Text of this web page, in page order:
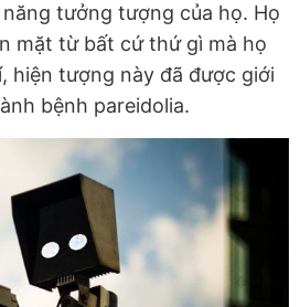
tưởng tượng của họ. Họ
mặt từ bất cứ thứ gì mà họ
hiện tượng này đã được giới
bệnh pareidolia.